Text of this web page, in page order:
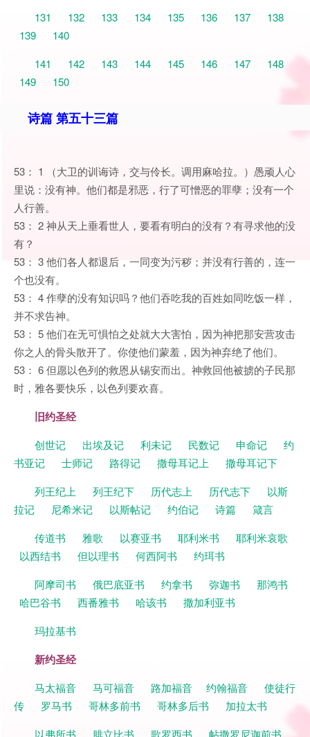
131
132 133 134 135 136 137
138
139
140
141
142 143 144 145 146 147
148
149
150
诗篇 第五十三篇
53： 1 （大卫的训诲诗，交与伶长。调用麻哈拉。）愚顽人心
里说：没有神。他们都是邪恶，行了可憎恶的罪孽；没有一个
人行善。
53： 2 神从天上垂看世人，要看有明白的没有？有寻求他的没
有？
53： 3 他们各人都退后，一同变为污秽；并没有行善的，连一
个也没有。
53： 4 作孽的没有知识吗？他们吞吃我的百姓如同吃饭一样，
并不求告神。
53： 5 他们在无可惧怕之处就大大害怕，因为神把那安营攻击
你之人的骨头散开了。你使他们蒙羞，因为神弃绝了他们。
53： 6 但愿以色列的救恩从锡安而出。神救回他被掳的子民那
时，雅各要快乐，以色列要欢喜。
旧约圣经
创世记 出埃及记 利未记 民数记 申命记
约
书亚记
士师记 路得记 撒母耳记上
撒母耳记下
列王纪上
列王纪下 历代志上 历代志下
以斯
拉记
尼希米记 以斯帖记 约伯记 诗篇
箴言
传道书
雅歌 以赛亚书 耶利米书
耶利米哀歌
以西结书
但以理书 何西阿书
约珥书
阿摩司书
俄巴底亚书 约拿书 弥迦书
那鸿书
哈巴谷书
西番雅书 哈该书
撒加利亚书
玛拉基书
新约圣经
马太福音 马可福音 路加福音 约翰福音
使徒行
传
罗马书 哥林多前书 哥林多后书
加拉太书
以弗所书
腓立比书 歌罗西书
帖撒罗尼迦前书